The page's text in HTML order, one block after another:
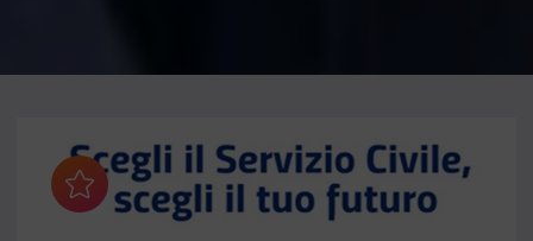
Aggiungi ai preferiti